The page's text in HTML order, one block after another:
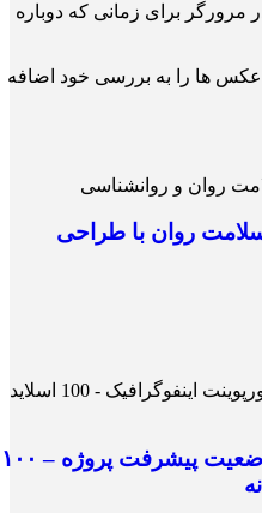
مرورگر برای زمانی که دوباره
عکس ها را به بررسی خود اضافه
سلامت روان با طراحی
قالب پاورپوینت اینفوگرافیک وضعیت پیشرفت پروژه – ۱۰۰